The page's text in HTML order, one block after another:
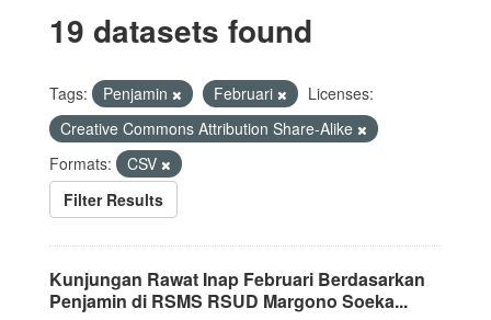
19 datasets found
Tags: Penjamin Februari
Licenses:
Creative Commons Attribution Share-Alike
Formats:
CSV
Filter Results
Kunjungan Rawat Inap Februari Berdasarkan
Penjamin di RSMS RSUD Margono Soeka...